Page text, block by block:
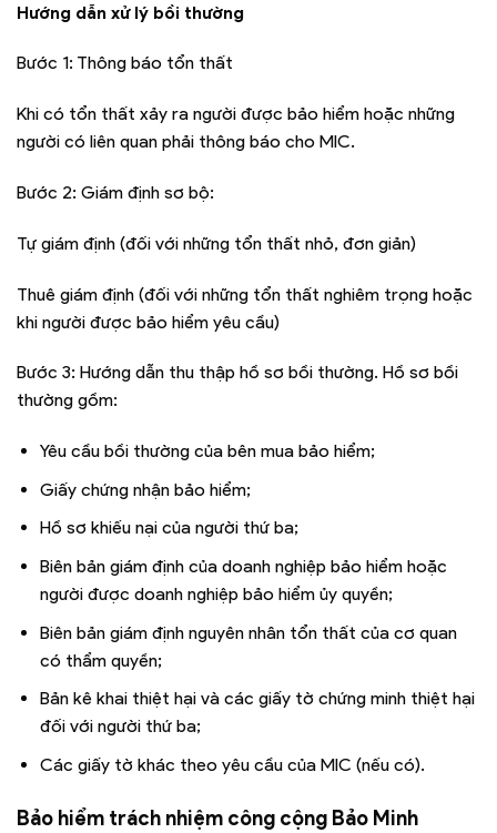
Hướng dẫn xử lý bồi thường
Bước 1: Thông báo tổn thất
Khi có tổn thất xảy ra người được bảo hiểm hoặc những
người có liên quan phải thông báo cho MIC.
Bước 2: Giám định sơ bộ:
Tự giám định (đối với những tổn thất nhỏ, đơn giản)
Thuê giám định (đối với những tổn thất nghiêm trọng hoặc
khi người được bảo hiểm yêu cầu)
Bước 3: Hướng dẫn thu thập hồ sơ bồi thường. Hồ sơ bồi
thường gồm:
Yêu cầu bồi thường của bên mua bảo hiểm;
Giấy chứng nhận bảo hiểm;
Hồ sơ khiếu nại của người thứ ba;
Biên bản giám định của doanh nghiệp bảo hiểm hoặc
người được doanh nghiệp bảo hiểm ủy quyền;
Biên bản giám định nguyên nhân tổn thất của cơ quan
có thẩm quyền;
Bản kê khai thiệt hại và các giấy tờ chứng minh thiệt hại
đối với người thứ ba;
Các giấy tờ khác theo yêu cầu của MIC (nếu có).
Bảo hiểm trách nhiệm công cộng Bảo Minh